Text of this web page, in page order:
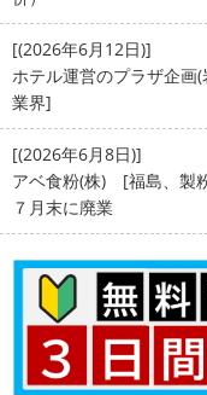
[(2026年6月12日)]
ホテル運営のプラザ企
業界]
[(2026年6月8日)]
アベ食粉(株) [福島、製
７月末に廃業